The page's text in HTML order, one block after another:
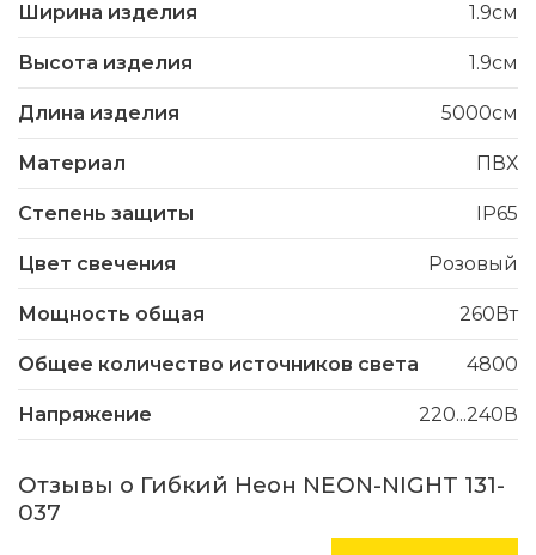
Ширина изделия 1.9см
Высота изделия 1.9см
Длина изделия 5000см
Материал ПВХ
Степень защиты IP65
Цвет свечения Розовый
Мощность общая 260Вт
Общее количество источников света 4800
Напряжение 220...240В
Отзывы о Гибкий Неон NEON-NIGHT 131-
037